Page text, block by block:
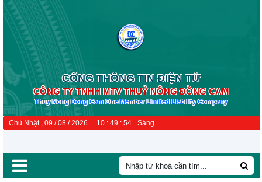
CỔNG THÔNG TIN ĐIỆN TỬ
CÔNG TY TNHH MTV THUỶ NÔNG ĐỒNG CAM
Thuy Nong Dong Cam One Member Limited Liability Company
Chủ Nhật , 09 / 08 / 2026 10 : 49 : 55 Sáng